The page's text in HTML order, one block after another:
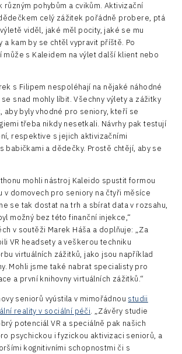
různým pohybům a cvikům. Aktivizační
celý zážitek pořádně probere, ptá
viděl, jaké měl pocity, jaké se mu
a kam by se chtěl vypravit příště. Po
může s Kaleidem na výlet další klient nebo
s Filipem nespoléhají na nějaké náhodné
snad mohly líbit. Všechny výlety a zážitky
aby byly vhodné pro seniory, kteří se
třeba nikdy nesetkali. Návrhy pak testují
respektive s jejich aktivizačními
babičkami a dědečky. Prostě chtějí, aby se
mohli nástroj Kaleido spustit formou
v domovech pro seniory na čtyři měsíce
se tak dostat na trh a sbírat data v rozsahu,
možný bez této finanční injekce,“
v soutěži Marek Háša a doplňuje: „Za
VR headsety a veškerou techniku
virtuálních zážitků, jako jsou například
Mohli jsme také nabrat specialisty pro
a první knihovny virtuálních zážitků.“
seniorů vyústila v mimořádnou studii
reality v sociální péči. „Závěry studie
potenciál VR a speciálně pak našich
psychickou i fyzickou aktivizaci seniorů, a
kognitivními schopnostmi či s